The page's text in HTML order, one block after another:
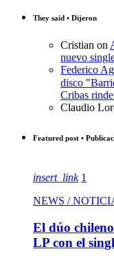
They said • Dijeron
Cristian on
nuevo
Federico
disco
Cribas
Claudio
Featured post •
insert_link 1
NEWS /
El dúo
LP con el